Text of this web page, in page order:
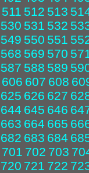
511 512 513
530 531 532
549 550 551
568 569 570
587 588 589
606 607 608
625 626 627
644 645 646
663 664 665
682 683 684
701 702 703
720 721 722